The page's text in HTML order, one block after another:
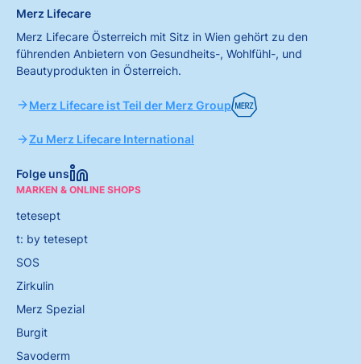
Merz Lifecare
Merz Lifecare Österreich mit Sitz in Wien gehört zu den
führenden Anbietern von Gesundheits-, Wohlfühl-, und
Beautyprodukten in Österreich.
Merz Lifecare ist Teil der Merz Group
Zu Merz Lifecare International
Folge uns
MARKEN & ONLINE SHOPS
tetesept
t: by tetesept
SOS
Zirkulin
Merz Spezial
Burgit
Savoderm